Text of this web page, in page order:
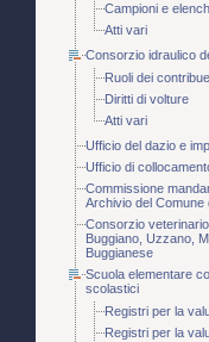
Campioni e
Atti vari
Consorzio idraulico
Ruoli dei
Diritti di volture
Atti vari
Ufficio del dazio e
Ufficio di
Commissione
Archivio del Comune
Consorzio
Buggiano, Uzzano,
Buggianese
Scuola elementare
scolastici
Registri per la
Registri per la